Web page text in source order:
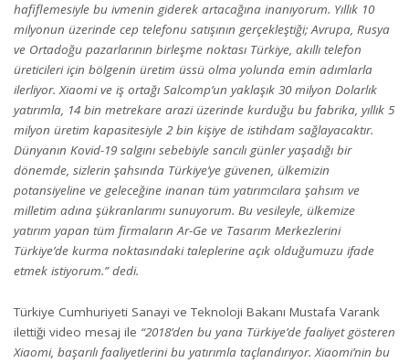
hafiflemesiyle bu ivmenin giderek artacağına inanıyorum. Yıllık 10
milyonun üzerinde cep telefonu satışının gerçekleştiği; Avrupa, Rusya
ve Ortadoğu pazarlarının birleşme noktası Türkiye, akıllı telefon
üreticileri için bölgenin üretim üssü olma yolunda emin adımlarla
ilerliyor. Xiaomi ve iş ortağı Salcomp’un yaklaşık 30 milyon Dolarlık
yatırımla, 14 bin metrekare arazi üzerinde kurduğu bu fabrika, yıllık 5
milyon üretim kapasitesiyle 2 bin kişiye de istihdam sağlayacaktır.
Dünyanın Kovid-19 salgını sebebiyle sancılı günler yaşadığı bir
dönemde, sizlerin şahsında Türkiye’ye güvenen, ülkemizin
potansiyeline ve geleceğine inanan tüm yatırımcılara şahsım ve
milletim adına şükranlarımı sunuyorum. Bu vesileyle, ülkemize
yatırım yapan tüm firmaların Ar-Ge ve Tasarım Merkezlerini
Türkiye’de kurma noktasındaki taleplerine açık olduğumuzu ifade
etmek istiyorum.” dedi.
Türkiye Cumhuriyeti Sanayi ve Teknoloji Bakanı Mustafa Varank
ilettiği video mesaj ile “2018’den bu yana Türkiye’de faaliyet gösteren
Xiaomi, başarılı faaliyetlerini bu yatırımla taçlandırıyor. Xiaomi’nin bu